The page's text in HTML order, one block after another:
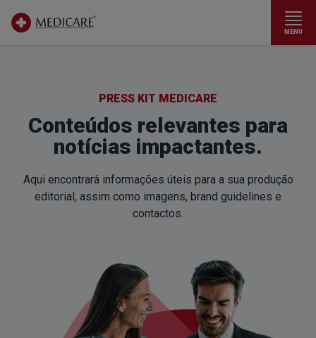
MENU
PRESS KIT MEDICARE
Conteúdos relevantes para
notícias impactantes.
Aqui encontrará informações úteis para a sua produção
editorial, assim como imagens, brand guidelines e
contactos.